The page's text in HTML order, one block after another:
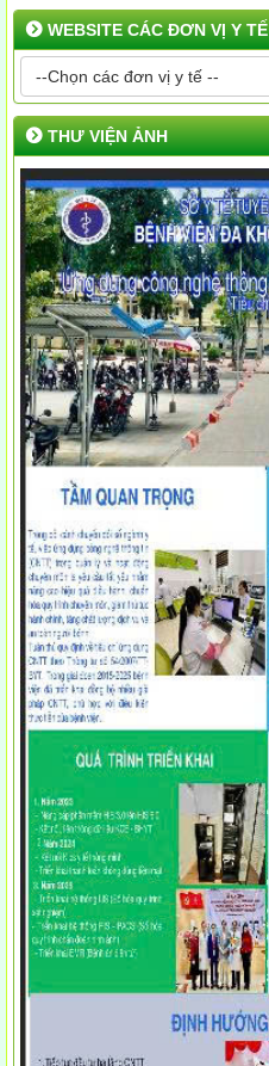
WEBSITE CÁC ĐƠN VỊ Y TẾ
--Chọn các đơn vị y tế --
THƯ VIỆN ẢNH